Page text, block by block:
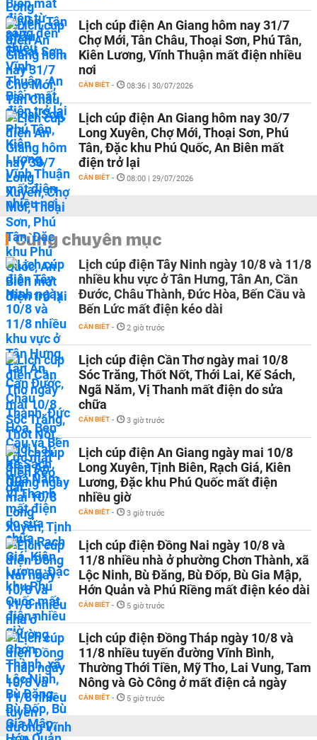
Lịch cúp điện An Giang hôm nay 31/7
Chợ Mới, Tân Châu, Thoại Sơn, Phú Tân,
Kiên Lương, Vĩnh Thuận mất điện nhiều
nơi
CẦN BIẾT - 08:36 | 30/07/2026
Lịch cúp điện An Giang hôm nay 30/7
Long Xuyên, Chợ Mới, Thoại Sơn, Phú
Tân, Đặc khu Phú Quốc, An Biên mất
điện trở lại
CẦN BIẾT - 08:00 | 29/07/2026
Cùng chuyên mục
Lịch cúp điện Tây Ninh ngày 10/8 và 11/8
nhiều khu vực ở Tân Hưng, Tân An, Cần
Đước, Châu Thành, Đức Hòa, Bến Cầu và
Bến Lức mất điện kéo dài
CẦN BIẾT - 2 giờ trước
Lịch cúp điện Cần Thơ ngày mai 10/8
Sóc Trăng, Thốt Nốt, Thới Lai, Kế Sách,
Ngã Năm, Vị Thanh mất điện do sửa
chữa
CẦN BIẾT - 3 giờ trước
Lịch cúp điện An Giang ngày mai 10/8
Long Xuyên, Tịnh Biên, Rạch Giá, Kiên
Lương, Đặc khu Phú Quốc mất điện
nhiều giờ
CẦN BIẾT - 3 giờ trước
Lịch cúp điện Đồng Nai ngày 10/8 và
11/8 nhiều nhà ở phường Chơn Thành, xã
Lộc Ninh, Bù Đăng, Bù Đốp, Bù Gia Mập,
Hớn Quản và Phú Riềng mất điện kéo dài
CẦN BIẾT - 5 giờ trước
Lịch cúp điện Đồng Tháp ngày 10/8 và
11/8 nhiều tuyến đường Vĩnh Bình,
Thường Thới Tiền, Mỹ Tho, Lai Vung, Tam
Nông và Gò Công ở mất điện cả ngày
CẦN BIẾT - 5 giờ trước